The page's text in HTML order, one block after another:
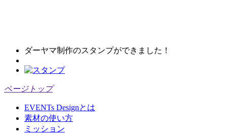
ダーヤマ制作のスタンプができました！
ページトップ
EVENTs Designとは
素材の使い方
ミッション